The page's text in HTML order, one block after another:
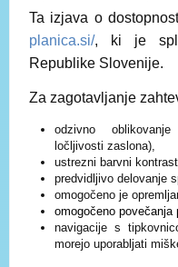
Ta izjava o
planica.si/, ki je
Republike Slovenije.
Za zagotavljanje
odzivno
ločljivosti zaslona),
ustrezni barvni
predvidljivo delovanje
omogočeno je
omogočeno povečanja
navigacije s
morejo uporabljati